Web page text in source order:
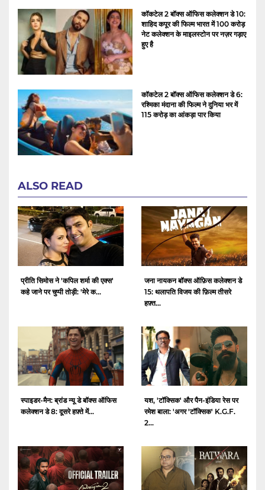
कॉकटेल 2 बॉक्स ऑफिस कलेक्शन डे 10:
शाहिद कपूर की फिल्म भारत में 100 करोड़
नेट कलेक्शन के माइलस्टोन पर नज़र गड़ाए
हुए है
कॉकटेल 2 बॉक्स ऑफिस कलेक्शन डे 6:
रश्मिका मंदाना की फिल्म ने दुनिया भर में
115 करोड़ का आंकड़ा पार किया
ALSO READ
प्रीति सिमोस ने 'कपिल शर्मा की एक्स'
कहे जाने पर चुप्पी तोड़ी: 'मेरे क...
जना नायकन बॉक्स ऑफ़िस कलेक्शन डे
15: थलापति विजय की फ़िल्म तीसरे
हफ़्त...
स्पाइडर-मैन: ब्रांड न्यू डे बॉक्स ऑफिस
कलेक्शन डे 8: दूसरे हफ़्ते में...
यश, 'टॉक्सिक' और पैन-इंडिया रेस पर
रमेश बाला: 'अगर 'टॉक्सिक' K.G.F.
2...